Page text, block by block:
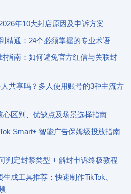
年10大封店原因及申诉方案
精通：24个必须掌握的专业术语
指南：如何避免官方红信与关联封
共享吗？多人使用账号的3种主流方
区别、优缺点及场景选择指南
Smart+ 智能广告保姆级投放指南
判定封禁类型 + 解封申诉终极教程
成工具推荐：快速制作TikTok、